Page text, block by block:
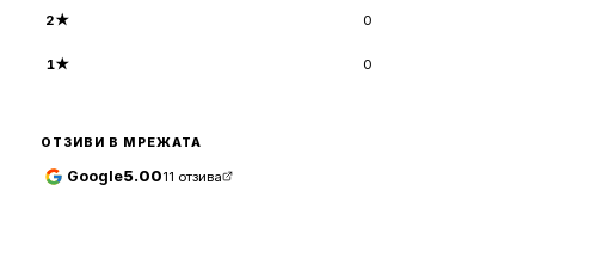
2★ 0
1★ 0
ОТЗИВИ В МРЕЖАТА
Google5.0011 отзива